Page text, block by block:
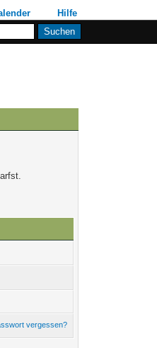
Hilfe
vergessen?